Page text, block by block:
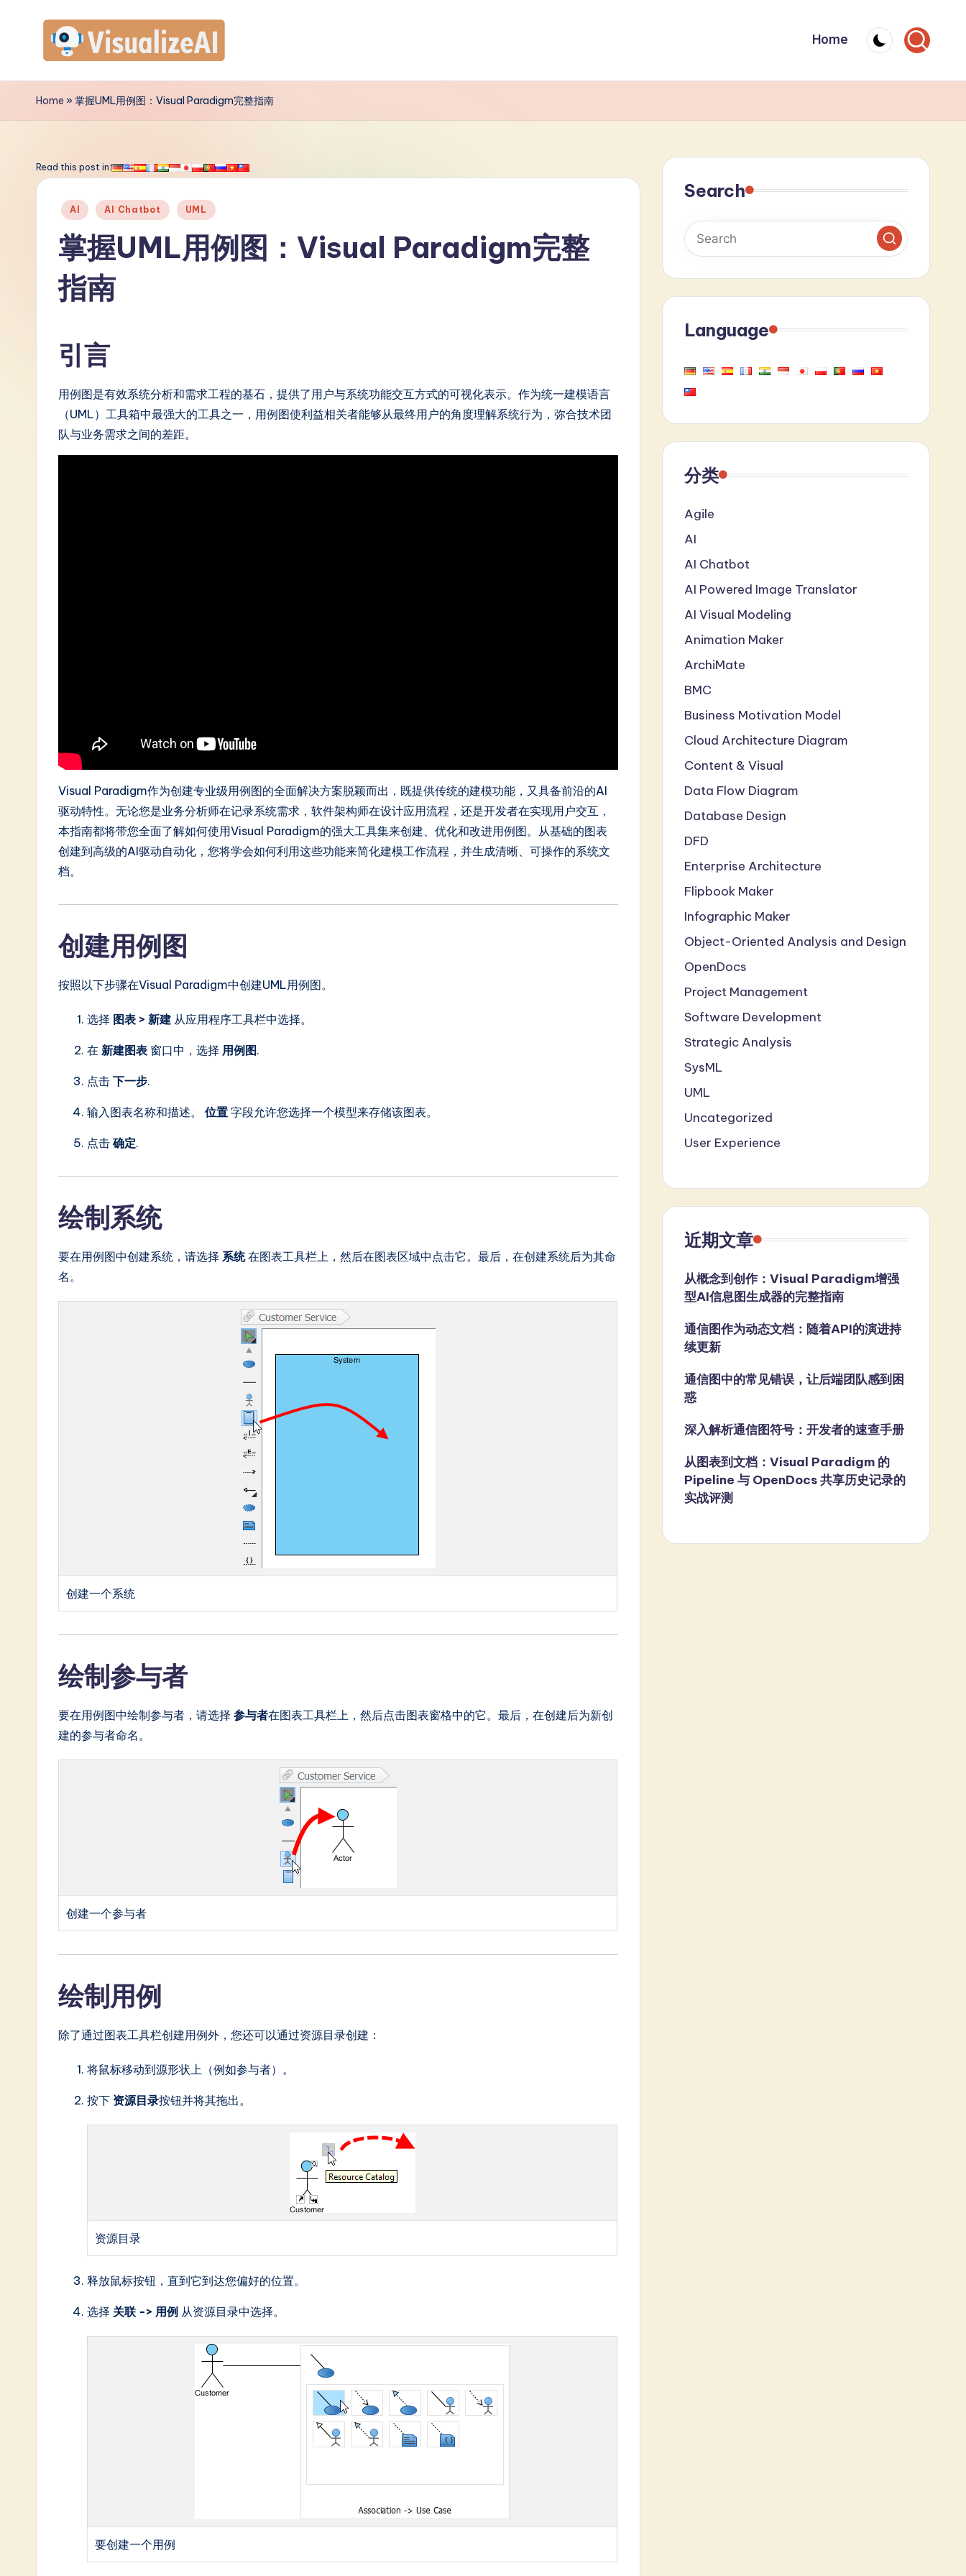
contentV
is
a
A
m
in
Home
Home »掌握UML用例图：Visual Paradigm完整指南
Read this post in:
Posted
AI AI Chatbot UML
掌握UML用例图：Visual Paradigm完整
指南
引言
用例图是有效系统分析和需求工程的基石，提供了用户与系统功能交互方式的可视化表示。作为统一建模语言
（UML）工具箱中最强大的工具之一，用例图使利益相关者能够从最终用户的角度理解系统行为，弥合技术团
队与业务需求之间的差距。
Visual Paradigm作为创建专业级用例图的全面解决方案脱颖而出，既提供传统的建模功能，又具备前沿的AI
驱动特性。无论您是业务分析师在记录系统需求，软件架构师在设计应用流程，还是开发者在实现用户交互，
本指南都将带您全面了解如何使用Visual Paradigm的强大工具集来创建、优化和改进用例图。从基础的图表
创建到高级的AI驱动自动化，您将学会如何利用这些功能来简化建模工作流程，并生成清晰、可操作的系统文
档。
创建用例图
按照以下步骤在Visual Paradigm中创建UML用例图。
选择 图表 > 新建 从应用程序工具栏中选择。
在 新建图表 窗口中，选择 用例图.
点击 下一步.
输入图表名称和描述。 位置 字段允许您选择一个模型来存储该图表。
点击 确定.
绘制系统
要在用例图中创建系统，请选择 系统在图表工具栏上，然后在图表区域中点击它。最后，在创建系统后为其命
名。
创建一个系统
绘制参与者
要在用例图中绘制参与者，请选择 参与者在图表工具栏上，然后点击图表窗格中的它。最后，在创建后为新创
建的参与者命名。
创建一个参与者
绘制用例
除了通过图表工具栏创建用例外，您还可以通过资源目录创建：
将鼠标移动到源形状上（例如参与者）。
按下 资源目录按钮并将其拖出。
资源目录
释放鼠标按钮，直到它到达您偏好的位置。
选择 关联 -> 用例 从资源目录中选择。
要创建一个用例
Search
Language
分类
Agile
AI
AI Chatbot
AI Powered Image Translator
AI Visual Modeling
Animation Maker
ArchiMate
BMC
Business Motivation Model
Cloud Architecture Diagram
Content & Visual
Data Flow Diagram
Database Design
DFD
Enterprise Architecture
Flipbook Maker
Infographic Maker
Object-Oriented Analysis and Design
OpenDocs
Project Management
Software Development
Strategic Analysis
SysML
UML
Uncategorized
User Experience
近期文章
从概念到创作：Visual Paradigm增强
型AI信息图生成器的完整指南
通信图作为动态文档：随着API的演进持
续更新
通信图中的常见错误，让后端团队感到困
惑
深入解析通信图符号：开发者的速查手册
从图表到文档：Visual Paradigm 的
Pipeline 与 OpenDocs 共享历史记录的
实战评测